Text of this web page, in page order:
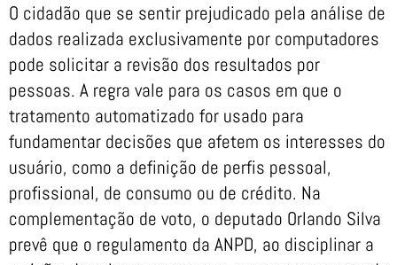
O cidadão que se sentir prejudicado pela análise de
dados realizada exclusivamente por computadores
pode solicitar a revisão dos resultados por
pessoas. A regra vale para os casos em que o
tratamento automatizado for usado para
fundamentar decisões que afetem os interesses do
usuário, como a definição de perfis pessoal,
profissional, de consumo ou de crédito. Na
complementação de voto, o deputado Orlando Silva
prevê que o regulamento da ANPD, ao disciplinar a